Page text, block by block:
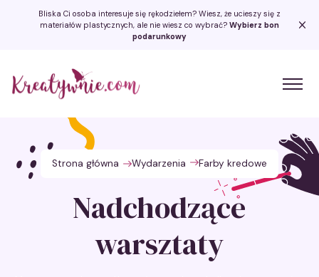
Bliska Ci osoba interesuje się rękodziełem? Wiesz, że ucieszy się z
materiałów plastycznych, ale nie wiesz co wybrać? Wybierz bon
podarunkowy
Kreatywnie.com
Strona główna Wydarzenia Farby kredowe
Nadchodzące
warsztaty